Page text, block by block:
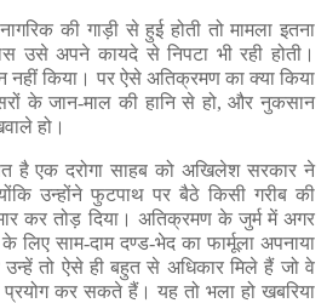
की गाड़ी से हुई होती तो मामला इतना
उसे अपने कायदे से निपटा भी रही होती।
किया। पर ऐसे अतिक्रमण का क्या किया
के जान-माल की हानि से हो, और नुकसान
हो।
है एक दरोगा साहब को अखिलेश सरकार ने
उन्होंने फुटपाथ पर बैठे किसी गरीब की
कर तोड़ दिया। अतिक्रमण के जुर्म में अगर
लिए साम-दाम दण्ड-भेद का फार्मूला अपनाया
तो ऐसे ही बहुत से अधिकार मिले हैं जो वे
कर सकते हैं। यह तो भला हो खबरिया